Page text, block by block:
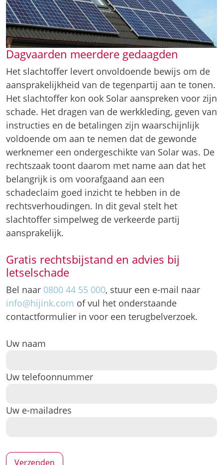
Dagvaarden meerdere gedaagden
Het slachtoffer levert onvoldoende bewijs om de
aansprakelijkheid van de tegenpartij aan te tonen.
Het slachtoffer kon ook Solar aanspreken voor zijn
schade. Het dragen van de werkkleding, geven van
instructies en de betalingen zijn waarschijnlijk
voldoende om aan te nemen dat de gewonde
werknemer een ondergeschikte van Solar was. De
rechtszaak toont daarom met name aan dat het
belangrijk is om voorafgaand aan een
schadeclaim goed inzicht te hebben in de
rechtsverhoudingen. In dit geval stelt het
slachtoffer simpelweg de verkeerde partij
aansprakelijk.
Gratis rechtsbijstand en advies bij
letselschade
Bel naar 0800 44 55 000, stuur een e-mail naar
info@hijink.com of vul het onderstaande
contactformulier in voor een terugbelverzoek.
Uw naam
Uw telefoonnummer
Uw e-mailadres